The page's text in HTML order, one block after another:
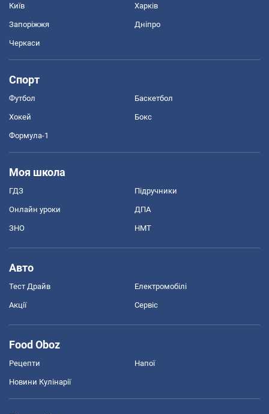
Київ Харків
Запоріжжя Дніпро
Черкаси
Спорт
Футбол Баскетбол
Хокей Бокс
Формула-1
Моя школа
ГДЗ Підручники
Онлайн уроки ДПА
ЗНО НМТ
Авто
Тест Драйв Електромобілі
Акції Сервіс
Food Oboz
Рецепти Напої
Новини Кулінарії